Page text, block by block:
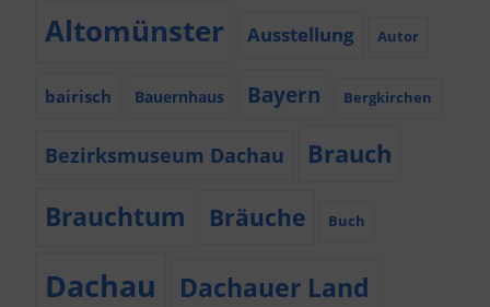
Altomünster Ausstellung Autor
bairisch Bauernhaus Bayern Bergkirchen
Bezirksmuseum Dachau Brauch
Brauchtum Bräuche Buch
Dachau Dachauer Land